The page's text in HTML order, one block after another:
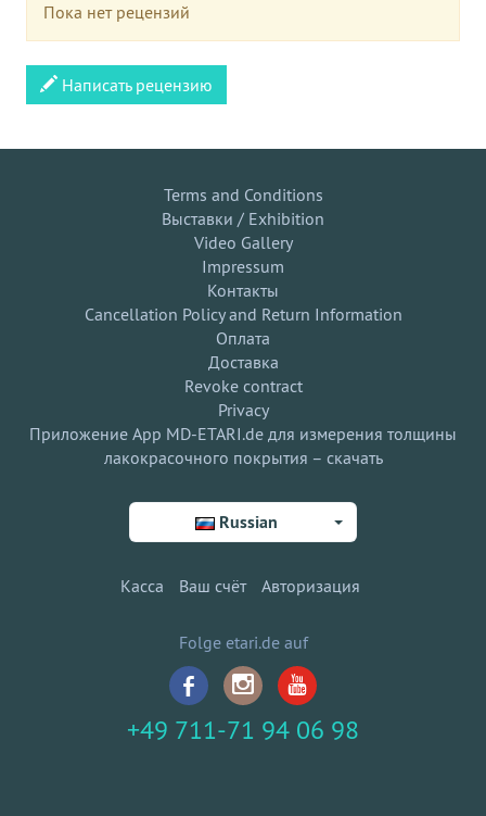
Пока нет рецензий
Написать рецензию
Terms and Conditions
Выставки / Exhibition
Video Gallery
Impressum
Контакты
Cancellation Policy and Return Information
Оплата
Доставка
Revoke contract
Privacy
Приложение App MD-ETARI.de для измерения толщины
лакокрасочного покрытия – скачать
Russian
Касса Ваш счёт Авторизация
Folge etari.de auf
+49 711-71 94 06 98